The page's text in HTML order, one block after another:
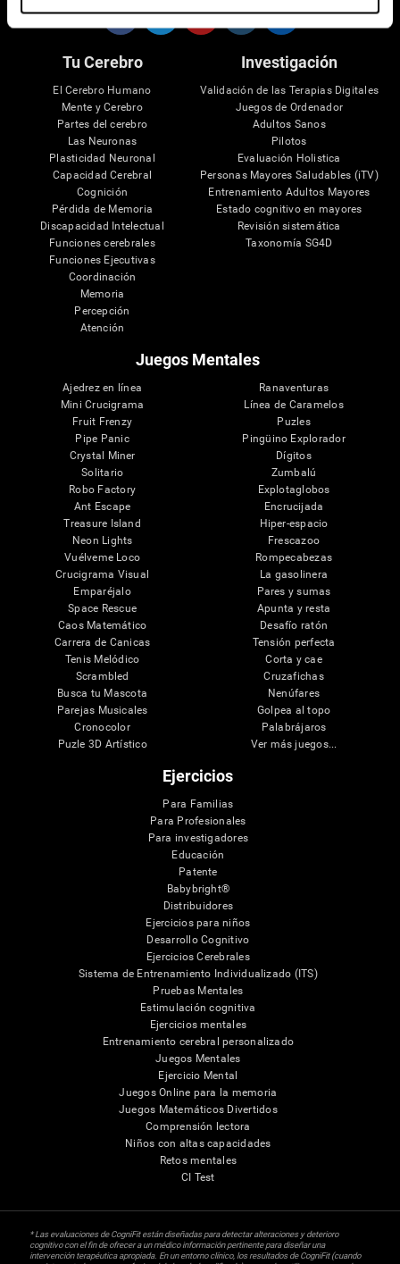
Tu Cerebro
El Cerebro Humano
Mente y Cerebro
Partes del cerebro
Las Neuronas
Plasticidad Neuronal
Capacidad Cerebral
Cognición
Pérdida de Memoria
Discapacidad Intelectual
Funciones cerebrales
Funciones Ejecutivas
Coordinación
Memoria
Percepción
Atención
Investigación
Validación de las Terapias Digitales
Juegos de Ordenador
Adultos Sanos
Pilotos
Evaluación Holistica
Personas Mayores Saludables (iTV)
Entrenamiento Adultos Mayores
Estado cognitivo en mayores
Revisión sistemática
Taxonomía SG4D
Juegos Mentales
Ajedrez en línea
Mini Crucigrama
Fruit Frenzy
Pipe Panic
Crystal Miner
Solitario
Robo Factory
Ant Escape
Treasure Island
Neon Lights
Vuélveme Loco
Crucigrama Visual
Emparéjalo
Space Rescue
Caos Matemático
Carrera de Canicas
Tenis Melódico
Scrambled
Busca tu Mascota
Parejas Musicales
Cronocolor
Puzle 3D Artístico
Ranaventuras
Línea de Caramelos
Puzles
Pingüino Explorador
Dígitos
Zumbalú
Explotaglobos
Encrucijada
Hiper-espacio
Frescazoo
Rompecabezas
La gasolinera
Pares y sumas
Apunta y resta
Desafío ratón
Tensión perfecta
Corta y cae
Cruzafichas
Nenúfares
Golpea al topo
Palabrájaros
Ver más juegos...
Ejercicios
Para Familias
Para Profesionales
Para investigadores
Educación
Patente
Babybright®
Distribuidores
Ejercicios para niños
Desarrollo Cognitivo
Ejercicios Cerebrales
Sistema de Entrenamiento Individualizado (ITS)
Pruebas Mentales
Estimulación cognitiva
Ejercicios mentales
Entrenamiento cerebral personalizado
Juegos Mentales
Ejercicio Mental
Juegos Online para la memoria
Juegos Matemáticos Divertidos
Comprensión lectora
Niños con altas capacidades
Retos mentales
CI Test
* Las evaluaciones de CogniFit están diseñadas para detectar alteraciones y deterioro
cognitivo con el fin de ofrecer a un médico información pertinente para diseñar una
intervención terapéutica apropiada. En un entorno clínico, los resultados de CogniFit (cuando